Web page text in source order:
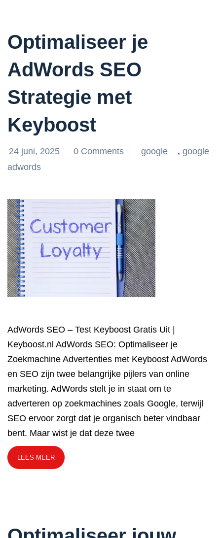
Optimaliseer je
AdWords SEO
Strategie met
Keyboost
24 juni, 2025 0 Comments google , google
adwords
AdWords SEO – Test Keyboost Gratis Uit |
Keyboost.nl AdWords SEO: Optimaliseer je
Zoekmachine Advertenties met Keyboost AdWords
en SEO zijn twee belangrijke pijlers van online
marketing. AdWords stelt je in staat om te
adverteren op zoekmachines zoals Google, terwijl
SEO ervoor zorgt dat je organisch beter vindbaar
bent. Maar wist je dat deze twee
LEES MEER